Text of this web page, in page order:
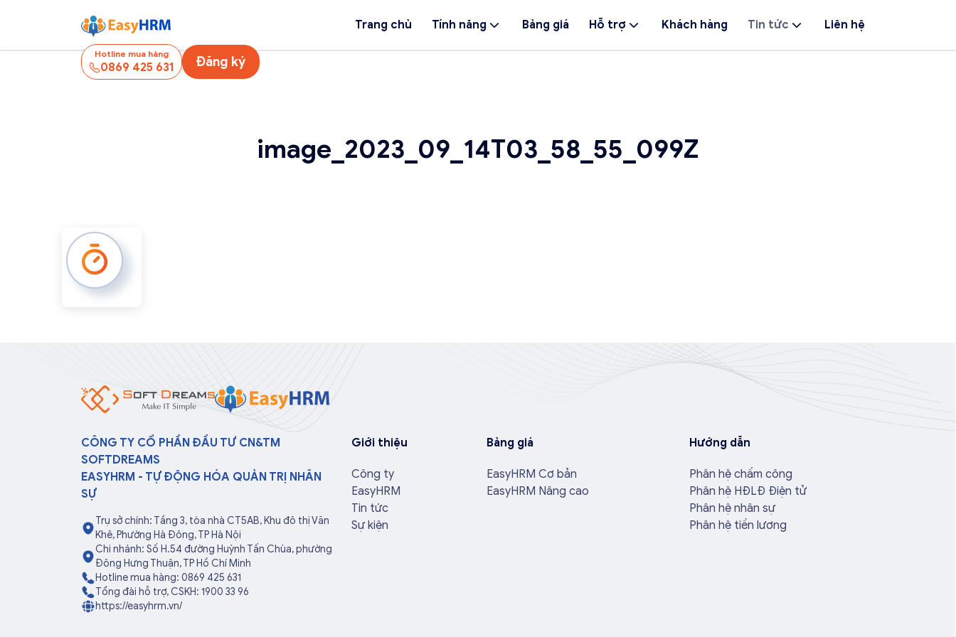
Trang chủ Tính năng Bảng giá Hỗ trợ Khách hàng Tin tức Liên hệ
Hotline mua hàng
0869 425 631 Đăng ký
image_2023_09_14T03_58_55_099Z
CÔNG TY CỔ PHẦN ĐẦU TƯ CN&TM
SOFTDREAMS
EASYHRM - TỰ ĐỘNG HÓA QUẢN TRỊ NHÂN
SỰ
Trụ sở chính: Tầng 3, tòa nhà CT5AB, Khu đô thị Văn
Khê, Phường Hà Đông, TP Hà Nội
Chi nhánh: Số H.54 đường Huỳnh Tấn Chùa, phường
Đông Hưng Thuận, TP Hồ Chí Minh
Hotline mua hàng: 0869 425 631
Tổng đài hỗ trợ, CSKH: 1900 33 96
https://easyhrm.vn/
Giới thiệu
Công ty
EasyHRM
Tin tức
Sự kiện
Bảng giá
EasyHRM Cơ bản
EasyHRM Nâng cao
Hướng dẫn
Phân hệ chấm công
Phân hệ HĐLĐ Điện tử
Phân hệ nhân sự
Phân hệ tiền lương